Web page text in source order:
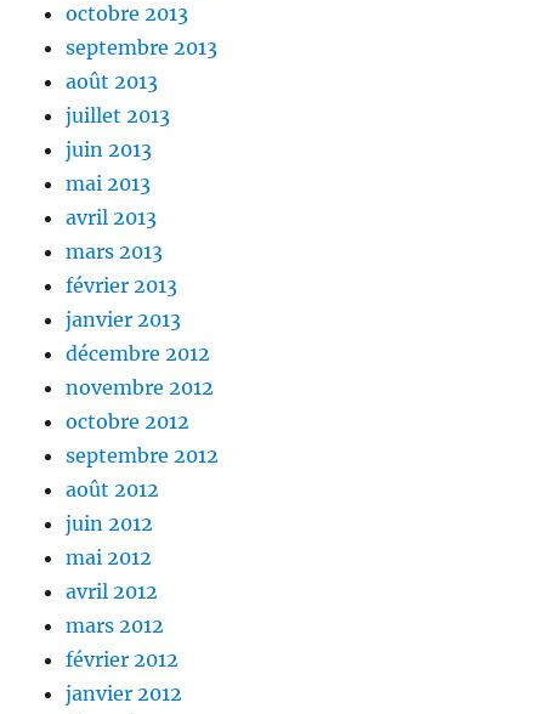
octobre 2013
septembre 2013
août 2013
juillet 2013
juin 2013
mai 2013
avril 2013
mars 2013
février 2013
janvier 2013
décembre 2012
novembre 2012
octobre 2012
septembre 2012
août 2012
juin 2012
mai 2012
avril 2012
mars 2012
février 2012
janvier 2012